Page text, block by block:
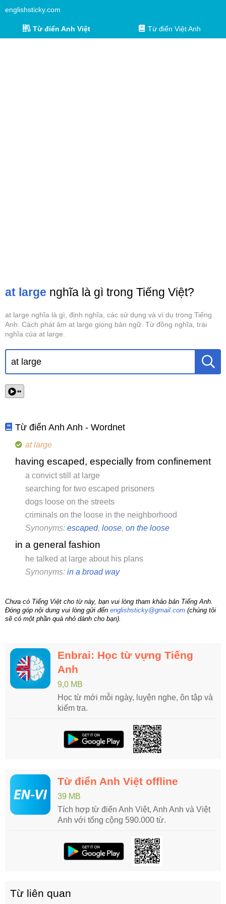
englishsticky.com
Từ điển Anh Việt Từ điển Việt Anh
at large nghĩa là gì trong Tiếng Việt?
at large nghĩa là gì, định nghĩa, các sử dụng và ví dụ trong Tiếng
Anh. Cách phát âm at large giọng bản ngữ. Từ đồng nghĩa, trái
nghĩa của at large.
••
Từ điển Anh Anh - Wordnet
at large
having escaped, especially from confinement
a convict still at large
searching for two escaped prisoners
dogs loose on the streets
criminals on the loose in the neighborhood
Synonyms: escaped, loose, on the loose
in a general fashion
he talked at large about his plans
Synonyms: in a broad way
Chưa có Tiếng Việt cho từ này, bạn vui lòng tham khảo bản Tiếng Anh.
Đóng góp nội dung vui lòng gửi đến englishsticky@gmail.com (chúng tôi
sẽ có một phần quà nhỏ dành cho bạn).
Enbrai: Học từ vựng Tiếng
Anh
9,0 MB
Học từ mới mỗi ngày, luyện nghe, ôn tập và
kiểm tra.
Từ điển Anh Việt offline
39 MB
Tích hợp từ điển Anh Việt, Anh Anh và Việt
Anh với tổng cộng 590.000 từ.
Từ liên quan